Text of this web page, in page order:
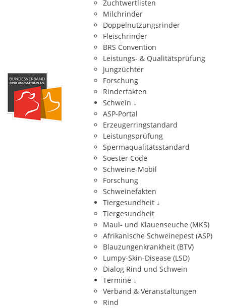
Zuchtwertlisten
Milchrinder
Doppelnutzungsrinder
Fleischrinder
BRS Convention
Leistungs- & Qualitätsprüfung
Jungzüchter
Forschung
Rinderfakten
Schwein ↓
ASP-Portal
Erzeugerringstandard
Leistungsprüfung
Spermaqualitätsstandard
Soester Code
Schweine-Mobil
Forschung
Schweinefakten
Tiergesundheit ↓
Tiergesundheit
Maul- und Klauenseuche (MKS)
Afrikanische Schweinepest (ASP)
Blauzungenkrankheit (BTV)
Lumpy-Skin-Disease (LSD)
Dialog Rind und Schwein
Termine ↓
Verband & Veranstaltungen
Rind